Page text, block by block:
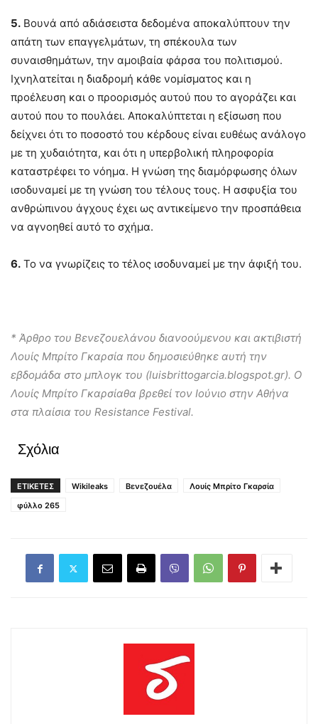
5. Βουνά από αδιάσειστα δεδομένα αποκαλύπτουν την
απάτη των επαγγελμάτων, τη σπέκουλα των
συναισθημάτων, την αμοιβαία φάρσα του πολιτισμού.
Ιχνηλατείται η διαδρομή κάθε νομίσματος και η
προέλευση και ο προορισμός αυτού που το αγοράζει και
αυτού που το πουλάει. Αποκαλύπτεται η εξίσωση που
δείχνει ότι το ποσοστό του κέρδους είναι ευθέως ανάλογο
με τη χυδαιότητα, και ότι η υπερβολική πληροφορία
καταστρέφει το νόημα. Η γνώση της διαμόρφωσης όλων
ισοδυναμεί με τη γνώση του τέλους τους. Η ασφυξία του
ανθρώπινου άγχους έχει ως αντικείμενο την προσπάθεια
να αγνοηθεί αυτό το σχήμα.
6. Το να γνωρίζεις το τέλος ισοδυναμεί με την άφιξή του.
* Άρθρο του Βενεζουελάνου διανοούμενου και ακτιβιστή
Λουίς Μπρίτο Γκαρσία που δημοσιεύθηκε αυτή την
εβδομάδα στο μπλογκ του (luisbrittogarcia.blogspot.gr). Ο
Λουίς Μπρίτο Γκαρσίαθα βρεθεί τον Ιούνιο στην Αθήνα
στα πλαίσια του Resistance Festival.
Σχόλια
ΕΤΙΚΕΤΕΣ Wikileaks Βενεζουέλα
Λουίς Μπρίτο Γκαρσία
φύλλο 265